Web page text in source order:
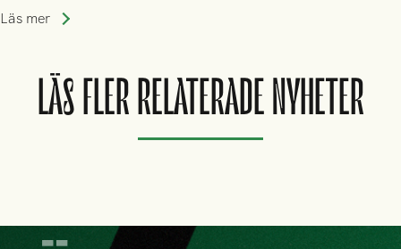
trupp till matchen:
Läs mer
LÄS FLER RELATERADE NYHETER